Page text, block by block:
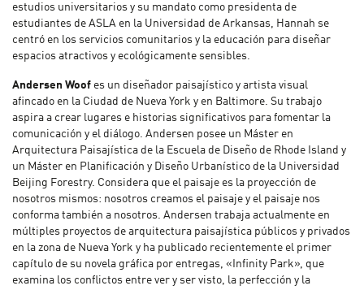
estudios universitarios y su mandato como presidenta de
estudiantes de ASLA en la Universidad de Arkansas, Hannah se
centró en los servicios comunitarios y la educación para diseñar
espacios atractivos y ecológicamente sensibles.
Andersen Woof es un diseñador paisajístico y artista visual
afincado en la Ciudad de Nueva York y en Baltimore. Su trabajo
aspira a crear lugares e historias significativos para fomentar la
comunicación y el diálogo. Andersen posee un Máster en
Arquitectura Paisajística de la Escuela de Diseño de Rhode Island y
un Máster en Planificación y Diseño Urbanístico de la Universidad
Beijing Forestry. Considera que el paisaje es la proyección de
nosotros mismos: nosotros creamos el paisaje y el paisaje nos
conforma también a nosotros. Andersen trabaja actualmente en
múltiples proyectos de arquitectura paisajística públicos y privados
en la zona de Nueva York y ha publicado recientemente el primer
capítulo de su novela gráfica por entregas, «Infinity Park», que
examina los conflictos entre ver y ser visto, la perfección y la